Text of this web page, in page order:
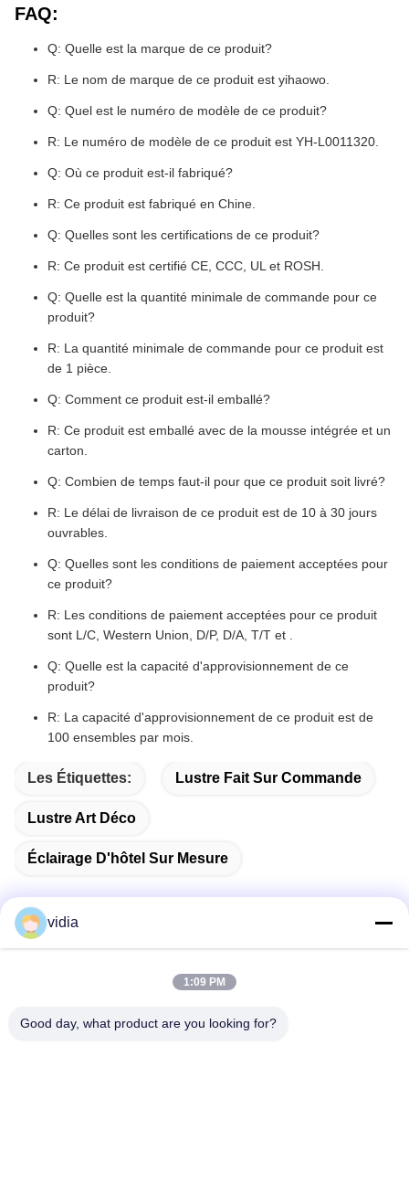
FAQ:
Q: Quelle est la marque de ce produit?
R: Le nom de marque de ce produit est yihaowo.
Q: Quel est le numéro de modèle de ce produit?
R: Le numéro de modèle de ce produit est YH-L0011320
Q: Où ce produit est-il fabriqué?
R: Ce produit est fabriqué en Chine.
Q: Quelles sont les certifications de ce produit?
R: Ce produit est certifié CE, CCC, UL et ROSH.
Q: Quelle est la quantité minimale de commande pour ce
produit?
R: La quantité minimale de commande pour ce produit est
de 1 pièce.
Q: Comment ce produit est-il emballé?
R: Ce produit est emballé avec de la mousse intégrée et un
carton.
Q: Combien de temps faut-il pour que ce produit soit livré?
R: Le délai de livraison de ce produit est de 10 à 30 jours
ouvrables.
Q: Quelles sont les conditions de paiement acceptées pour
ce produit?
R: Les conditions de paiement acceptées pour ce produit
sont L/C, Western Union, D/P, D/A, T/T et .
Q: Quelle est la capacité d'approvisionnement de ce
produit?
R: La capacité d'approvisionnement de ce produit est de
100 ensembles par mois.
Les Étiquettes: Lustre Fait Sur Commande
Lustre Art Déco
Éclairage D'hôtel Sur Mesure
Contactez rapidement
Adresse
vidia
1:09 PM
Good day, what product are you looking for?